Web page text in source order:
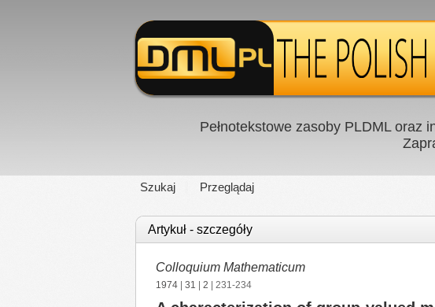
Pełnotekstowe zasoby PLDML oraz
Szukaj Przeglądaj
Artykuł - szczegóły
Colloquium Mathematicum
1974 31 2 | 231-234